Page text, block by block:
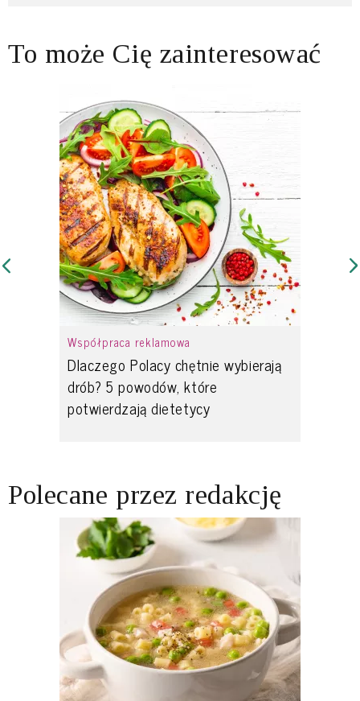
To może Cię zainteresować
Współpraca reklamowa
Dlaczego Polacy chętnie wybierają
drób? 5 powodów, które
potwierdzają dietetycy
Polecane przez redakcję